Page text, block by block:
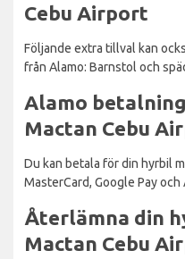
Cebu Airport
Följande extra tillval kan
från Alamo: Barnstol och
Alamo
Mactan Cebu
Du kan betala för din hyrbil
MasterCard, Google Pay och
Återlämna din
Mactan Cebu